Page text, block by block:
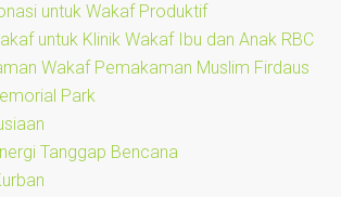
untuk Wakaf Produktif
untuk Klinik Wakaf Ibu dan Anak RBC
Wakaf Pemakaman Muslim Firdaus
Park
Tanggap Bencana